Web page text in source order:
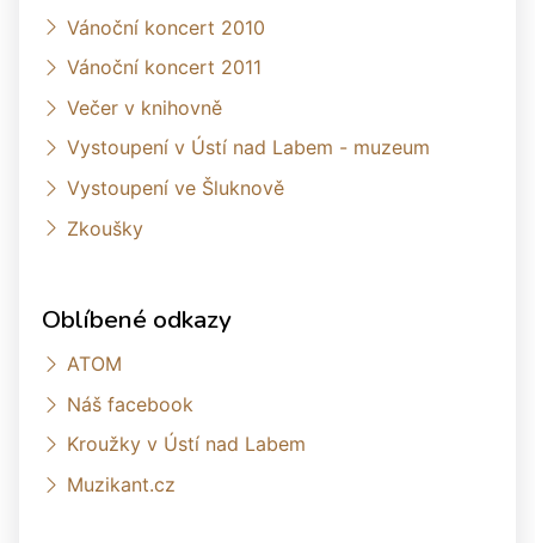
Vánoční koncert 2010
Vánoční koncert 2011
Večer v knihovně
Vystoupení v Ústí nad Labem - muzeum
Vystoupení ve Šluknově
Zkoušky
Oblíbené odkazy
ATOM
Náš facebook
Kroužky v Ústí nad Labem
Muzikant.cz